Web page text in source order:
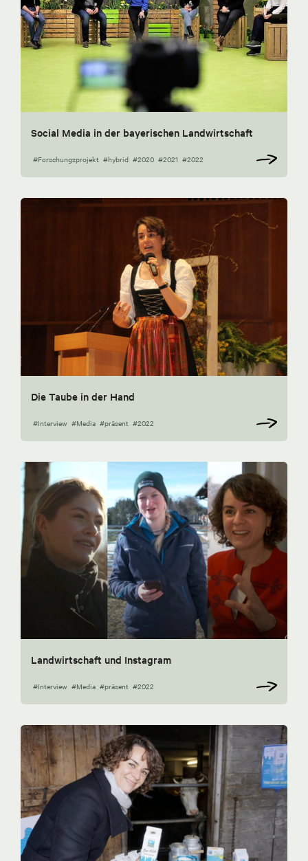
Social Media in der bayerischen Landwirtschaft
#Forschungsprojekt #hybrid #2020 #2021 #2022
Die Taube in der Hand
#Interview #Media #präsent #2022
Landwirtschaft und Instagram
#Interview #Media #präsent #2022